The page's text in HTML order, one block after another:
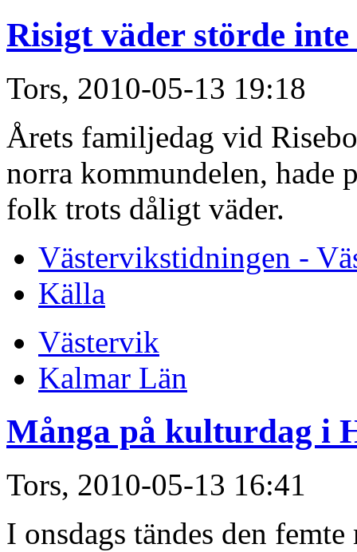
Risigt väder störde
Tors, 2010-05-13 19:18
Årets familjedag vid
norra kommundelen, hade
folk trots dåligt väder.
Västervikstidningen -
Källa
Västervik
Kalmar Län
Många på kulturdag i
Tors, 2010-05-13 16:41
I onsdags tändes den